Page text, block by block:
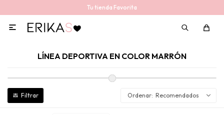
Tu tienda Favorita

LÍNEA DEPORTIVA EN COLOR MARRÓN
Recomendados